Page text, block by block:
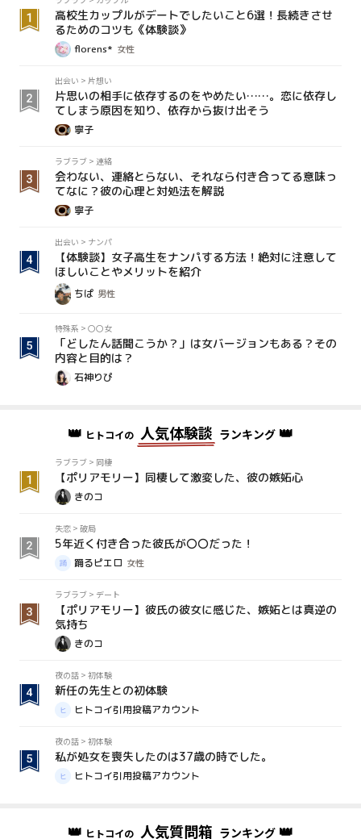
高校生カップルがデートでしたいこと6選！長続きさせ
るためのコツも《体験談》
florens* 女性
出会い > 片想い
片思いの相手に依存するのをやめたい……。恋に依存し
てしまう原因を知り、依存から抜け出そう
寧子
ラブラブ > 連絡
会わない、連絡とらない、それなら付き合ってる意味っ
てなに？彼の心理と対処法を解説
寧子
出会い > ナンパ
【体験談】女子高生をナンパする方法！絶対に注意して
ほしいことやメリットを紹介
ちぱ 男性
特殊系 > 〇〇女
「どしたん話聞こうか？」は女バージョンもある？その
内容と目的は？
石神りぴ
👑 ヒトコイの 人気体験談 ランキング 👑
ラブラブ > 同棲
【ポリアモリー】同棲して激変した、彼の嫉妬心
きのコ
失恋 > 破局
5年近く付き合った彼氏が〇〇だった！
踊るピエロ 女性
ラブラブ > デート
【ポリアモリー】彼氏の彼女に感じた、嫉妬とは真逆の
気持ち
きのコ
夜の話 > 初体験
新任の先生との初体験
ヒトコイ引用投稿アカウント
夜の話 > 初体験
私が処女を喪失したのは37歳の時でした。
ヒトコイ引用投稿アカウント
👑 ヒトコイの 人気質問箱 ランキング 👑